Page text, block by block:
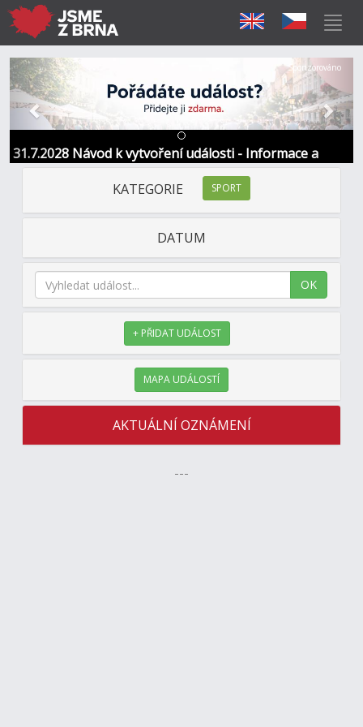
31.7.2028 Návod k vytvoření události - Informace a
kontakt
Předchozí Další
Sponzorováno
KATEGORIE SPORT
DATUM
OK
+ PŘIDAT UDÁLOST
MAPA UDÁLOSTÍ
AKTUÁLNÍ OZNÁMENÍ
---